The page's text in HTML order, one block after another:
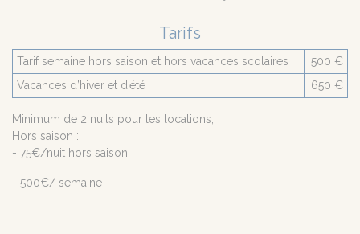
Tarifs
Tarif semaine hors saison et hors vacances scolaires
500 €
Vacances d’hiver et d’été
650 €
Minimum de 2 nuits pour les locations,
Hors saison :
- 75€/nuit hors saison
- 500€/ semaine